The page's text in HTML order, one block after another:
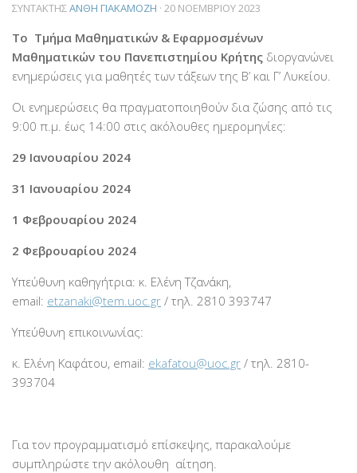
ΣΥΝΤΆΚΤΗΣΑΝΘΗ ΓΙΑΚΑΜΟΖΗ · 20 ΝΟΕΜΒΡΊΟΥ 2023
Το Τμήμα Μαθηματικών & Εφαρμοσμένων
Μαθηματικών του Πανεπιστημίου Κρήτης διοργανώνει
ενημερώσεις για μαθητές των τάξεων της Β’ και Γ’ Λυκείου.
Οι ενημερώσεις θα πραγματοποιηθούν δια ζώσης από τις
9:00 π.μ. έως 14:00 στις ακόλουθες ημερομηνίες:
29 Ιανουαρίου 2024
31 Ιανουαρίου 2024
1 Φεβρουαρίου 2024
2 Φεβρουαρίου 2024
Υπεύθυνη καθηγήτρια: κ. Ελένη Τζανάκη,
email: etzanaki@tem.uoc.gr / τηλ. 2810 393747
Υπεύθυνη επικοινωνίας:
κ. Ελένη Καφάτου, email: ekafatou@uoc.gr / τηλ. 2810-
393704
Για τον προγραμματισμό επίσκεψης, παρακαλούμε
συμπληρώστε την ακόλουθη αίτηση.